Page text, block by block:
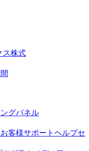
ス株式
グパネル
お客様サポート ヘルプセ